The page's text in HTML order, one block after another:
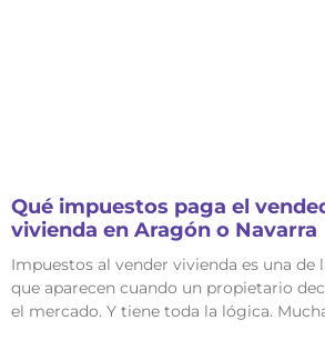
Qué impuestos paga el
vivienda en Aragón o Navarra
Impuestos al vender vivienda es una de
que aparecen cuando un propietario
el mercado. Y tiene toda la lógica.